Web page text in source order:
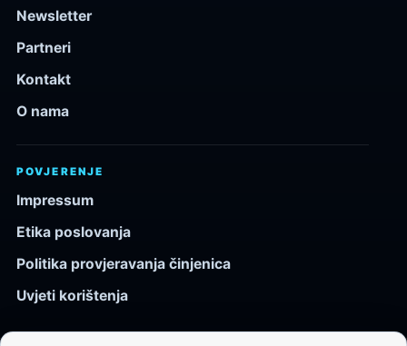
Newsletter
Partneri
Kontakt
O nama
POVJERENJE
Impressum
Etika poslovanja
Politika provjeravanja činjenica
Uvjeti korištenja